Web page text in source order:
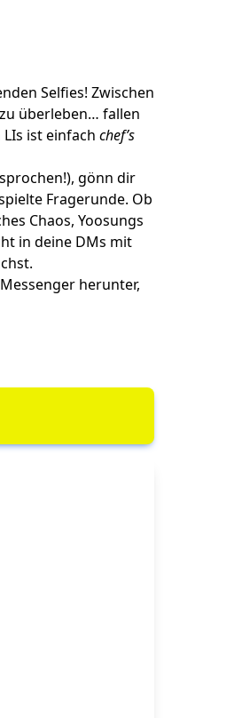
Selfies! Zwischen
überleben… fallen
ist einfach chef’s
gönn dir
Fragerunde. Ob
Chaos, Yoosungs
in deine DMs mit
herunter,